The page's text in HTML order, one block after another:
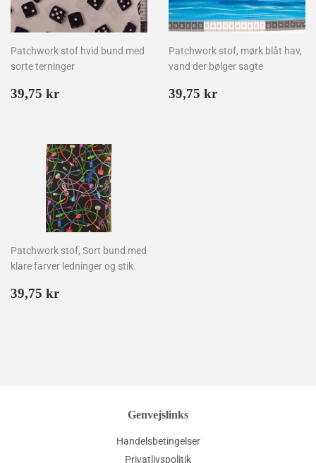
Patchwork stof hvid bund med
sorte terninger
Normalpris
39,75 kr
Patchwork stof, mørk blåt hav,
vand der bølger sagte
Normalpris
39,75 kr
Patchwork stof, Sort bund med
klare farver ledninger og stik.
Normalpris
39,75 kr
Genvejslinks
Handelsbetingelser
Privatlivspolitik